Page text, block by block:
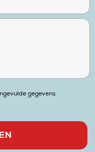
gegevens